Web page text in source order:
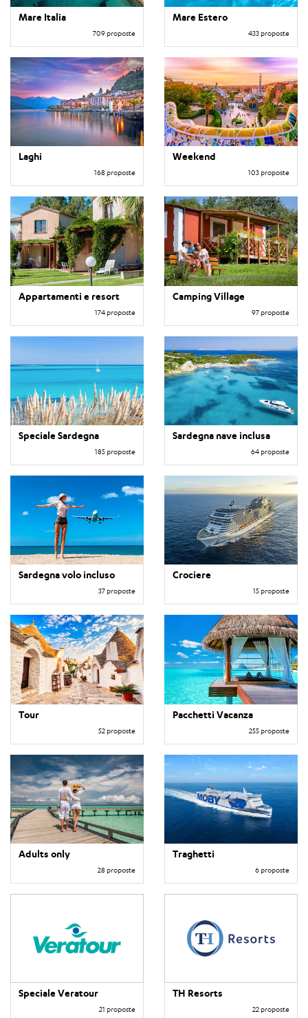
Mare Italia
709 proposte
Mare Estero
433 proposte
Laghi
168 proposte
Weekend
103 proposte
Appartamenti e resort
174 proposte
Camping Village
97 proposte
Speciale Sardegna
185 proposte
Sardegna nave inclusa
64 proposte
Sardegna volo incluso
37 proposte
Crociere
15 proposte
Tour
52 proposte
Pacchetti Vacanza
255 proposte
Adults only
28 proposte
Traghetti
6 proposte
Speciale Veratour
21 proposte
TH Resorts
22 proposte